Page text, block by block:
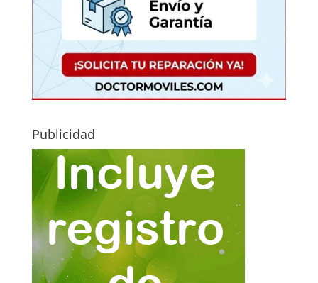
Publicidad